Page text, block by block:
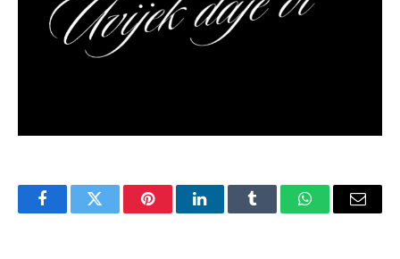
FacebookTwitter PinterestLinkedInTumblr WhatsAppEmail